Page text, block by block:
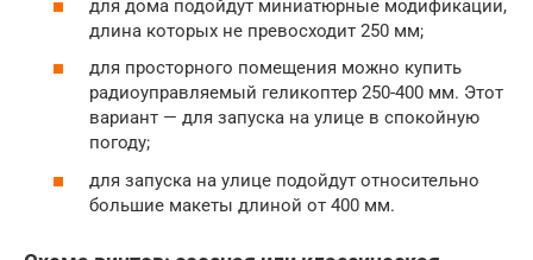
для дома подойдут миниатюрные модификации,
длина которых не превосходит 250 мм;
для просторного помещения можно купить
радиоуправляемый геликоптер 250-400 мм. Этот
вариант — для запуска на улице в спокойную
погоду;
для запуска на улице подойдут относительно
большие макеты длиной от 400 мм.